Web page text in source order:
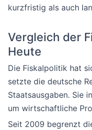
kurzfristig als auch
Vergleich der
Heute
Die Fiskalpolitik hat
setzte die deutsche
Staatsausgaben. Sie
um wirtschaftliche
Seit 2009 begrenzt